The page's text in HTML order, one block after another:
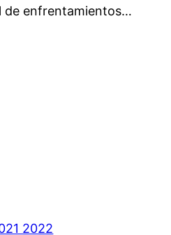
de enfrentamientos…
2022